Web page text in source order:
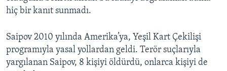
hiç bir kanıt sunmadı.
Saipov 2010 yılında Amerika’ya, Yeşil Kart Çekilişi
programıyla yasal yollardan geldi. Terör suçlarıyla
yargılanan Saipov, 8 kişiyi öldürdü, onlarca kişiyi de